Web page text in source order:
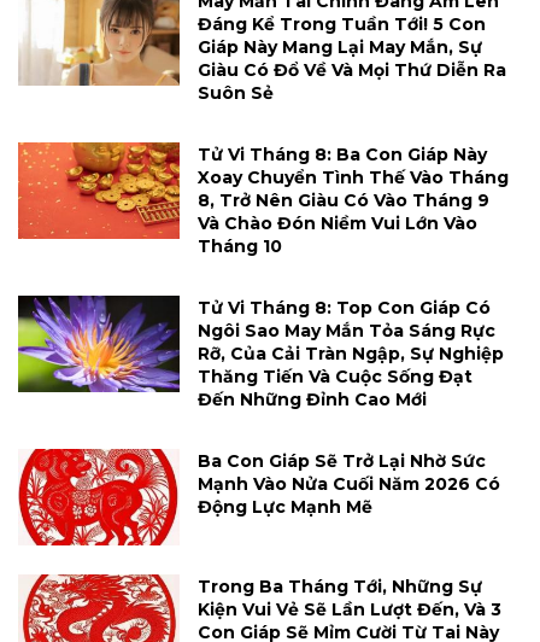
Đáng Kể Trong Tuần Tới! 5 Con
Giáp Này Mang Lại May Mắn, Sự
Giàu Có Đổ Về Và Mọi Thứ Diễn Ra
Suôn Sẻ
Tử Vi Tháng 8: Ba Con Giáp Này
Xoay Chuyển Tình Thế Vào Tháng
8, Trở Nên Giàu Có Vào Tháng 9
Và Chào Đón Niềm Vui Lớn Vào
Tháng 10
Tử Vi Tháng 8: Top Con Giáp Có
Ngôi Sao May Mắn Tỏa Sáng Rực
Rỡ, Của Cải Tràn Ngập, Sự Nghiệp
Thăng Tiến Và Cuộc Sống Đạt
Đến Những Đỉnh Cao Mới
Ba Con Giáp Sẽ Trở Lại Nhờ Sức
Mạnh Vào Nửa Cuối Năm 2026 Có
Động Lực Mạnh Mẽ
Trong Ba Tháng Tới, Những Sự
Kiện Vui Vẻ Sẽ Lần Lượt Đến, Và 3
Con Giáp Sẽ Mỉm Cười Từ Tai Này